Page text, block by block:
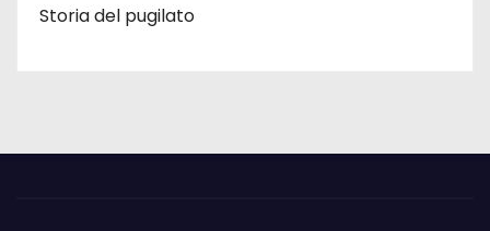
Storia del pugilato